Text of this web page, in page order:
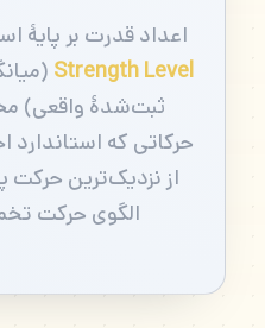
اعداد قدرت بر پایهٔ
Strength Level
ثبت‌شدهٔ واقعی)
حرکاتی که استاندارد
از نزدیک‌ترین حرکت
الگوی حرکت